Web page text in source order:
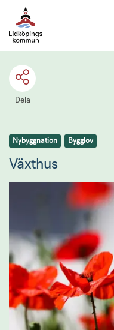
Dela
Nybyggnation Bygglov
Växthus